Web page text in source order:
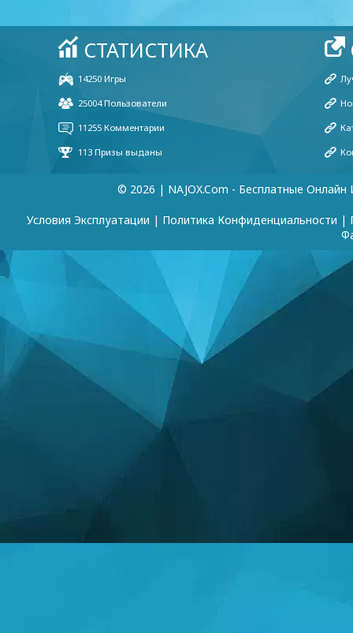
© 2026 | NAJOX.com - Бесплатные Онлайн
Условия Эксплуатации | Политика Конфиденциальности |